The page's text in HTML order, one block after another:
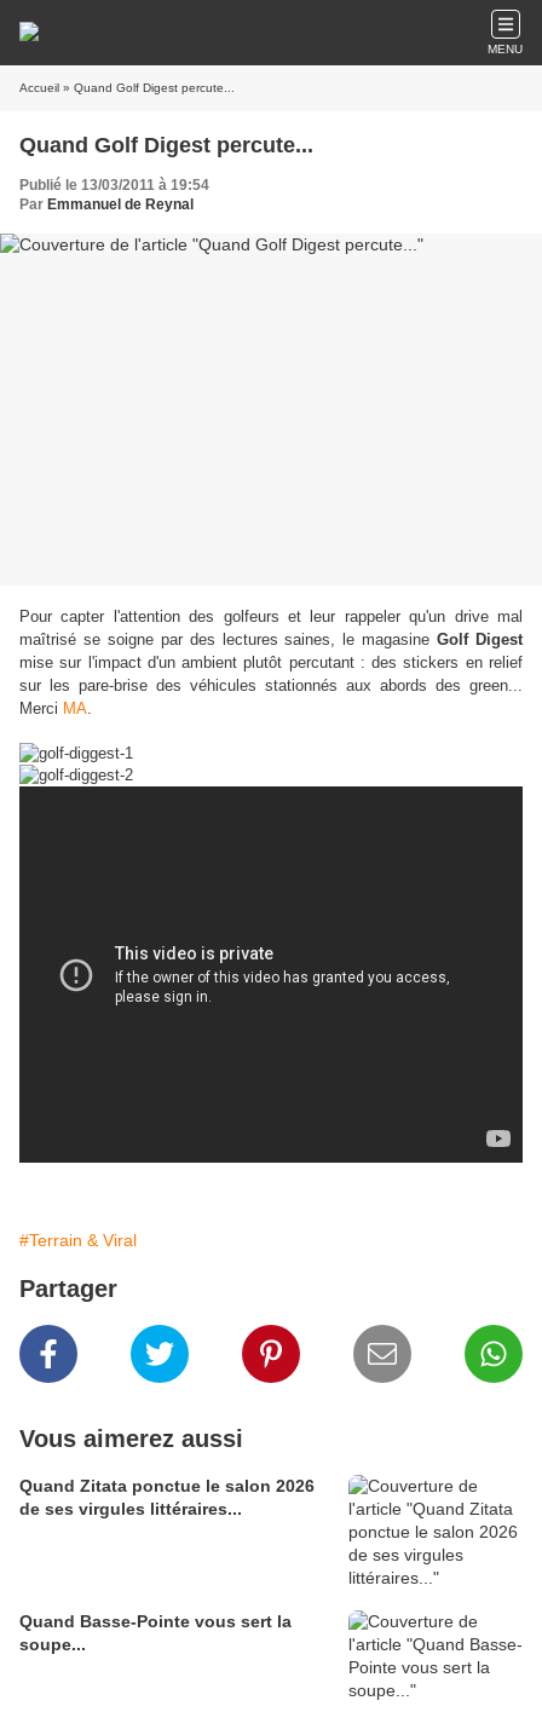
MENU
Accueil » Quand Golf Digest percute...
Quand Golf Digest percute...
Publié le 13/03/2011 à 19:54
Par Emmanuel de Reynal
Pour capter l'attention des golfeurs et leur rappeler qu'un drive mal
maîtrisé se soigne par des lectures saines, le magasineGolf Digest
mise sur l'impact d'un ambient plutôt percutant : des stickers en relief
sur les pare-brise des véhicules stationnés aux abords des green...
Merci MA.
#Terrain & Viral
Partager
Vous aimerez aussi
Quand Zitata ponctue le salon 2026
de ses virgules littéraires...
Quand Basse-Pointe vous sert la
soupe...